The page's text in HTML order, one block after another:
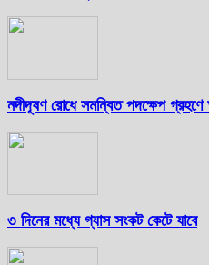
নদীদূষণ রোধে সমন্বিত পদক্ষেপ
৩ দিনের মধ্যে গ্যাস সংকট কেটে যাবে